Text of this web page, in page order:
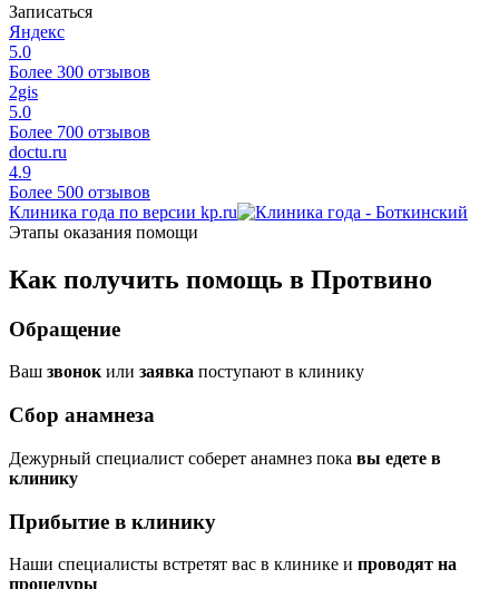
Записаться
Яндекс
5.0
Более 300 отзывов
2gis
5.0
Более 700 отзывов
doctu.ru
4.9
Более 500 отзывов
Клиника года по версии kp.ru
Этапы оказания помощи
Как получить помощь в Протвино
Обращение
Ваш звонокили заявка поступают в клинику
Сбор анамнеза
Дежурный специалист соберет анамнез пока вы едете в
клинику
Прибытие в клинику
Наши специалисты встретят вас в клинике и проводят на
процедуры